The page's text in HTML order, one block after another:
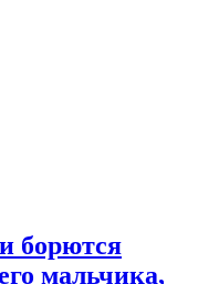
борются
мальчика,